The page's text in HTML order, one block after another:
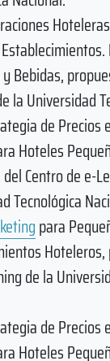
Bebidas,
la Universidad
de Precios
Hoteles
Centro de e-
Tecnológica
para
de la
de Precios
Hoteles